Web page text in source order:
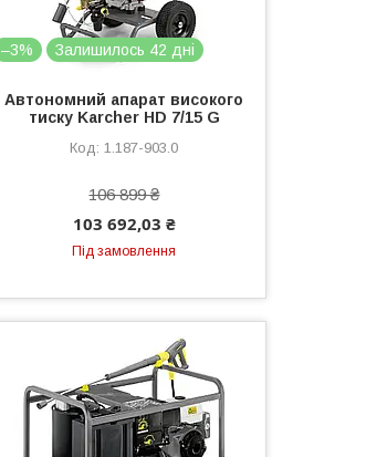
–3% Залишилось 42 дні
Автономний апарат високого
тиску Karcher HD 7/15 G
1.187-903.0
106 899 ₴
103 692,03 ₴
Під замовлення